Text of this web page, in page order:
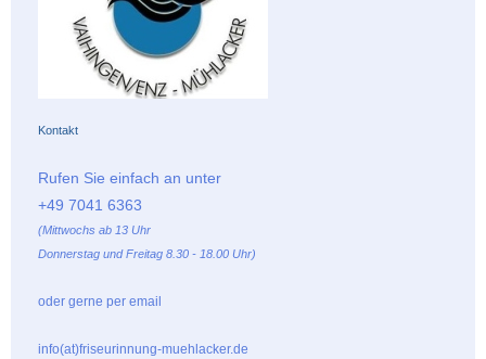
Kontakt
Rufen Sie einfach an unter
+49 7041 6363
(Mittwochs ab 13 Uhr
Donnerstag und Freitag 8.30 - 18.00 Uhr)
oder gerne per email
info(at)friseurinnung-muehlacker.de